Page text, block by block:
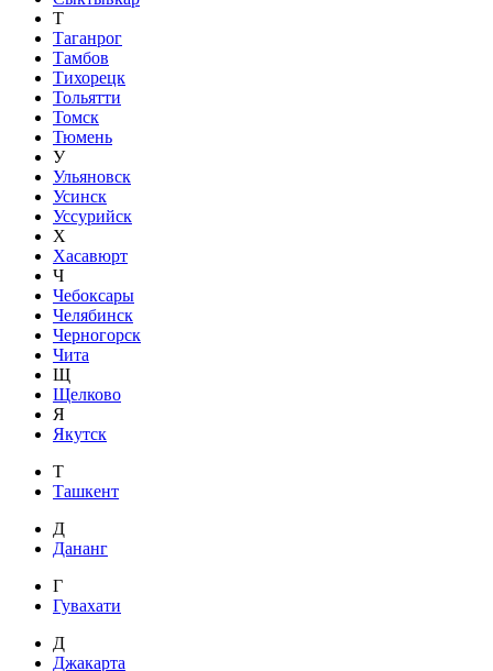
Т
Таганрог
Тамбов
Тихорецк
Тольятти
Томск
Тюмень
У
Ульяновск
Усинск
Уссурийск
Х
Хасавюрт
Ч
Чебоксары
Челябинск
Черногорск
Чита
Щ
Щелково
Я
Якутск
Т
Ташкент
Д
Дананг
Г
Гувахати
Д
Джакарта